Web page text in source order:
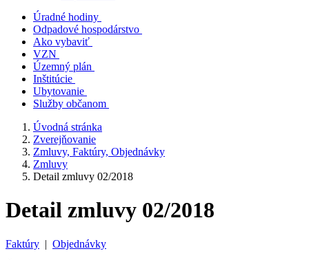
Úradné hodiny
Odpadové hospodárstvo
Ako vybaviť
VZN
Územný plán
Inštitúcie
Ubytovanie
Služby občanom
Úvodná stránka
Zverejňovanie
Zmluvy, Faktúry, Objednávky
Zmluvy
Detail zmluvy 02/2018
Detail zmluvy 02/2018
Faktúry | Objednávky